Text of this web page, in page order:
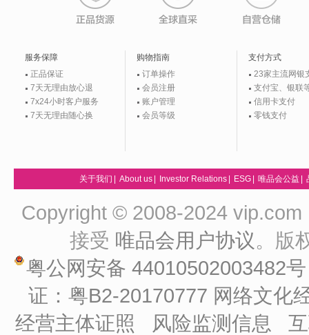
服务保障
正品保证
7天无理由放心退
7x24小时客户服务
7天无理由随心换
购物指南
订单操作
会员注册
账户管理
会员等级
支付方式
23家主流网银
支付宝、银联
信用卡支付
零钱支付
关于我们 About us Investor Relations ESG 唯品会公益
Copyright © 2008-2024
接受 唯品会用户协议。版
粤公网安备 44010502003482
证：粤B2-20170777 网络文化
经营主体证照
风险监测信息